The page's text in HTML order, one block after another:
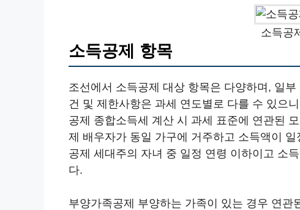
소득공
소득공제 항목
조선에서 소득공제 대상 항목은 다양하며, 일
건 및 제한사항은 과세 연도별로 다를 수 있으
공제 종합소득세 계산 시 과세 표준에 연관된
제 배우자가 동일 가구에 거주하고 소득액이
공제 세대주의 자녀 중 일정 연령 이하이고 소
다.
부양가족공제 부양하는 가족이 있는 경우 연